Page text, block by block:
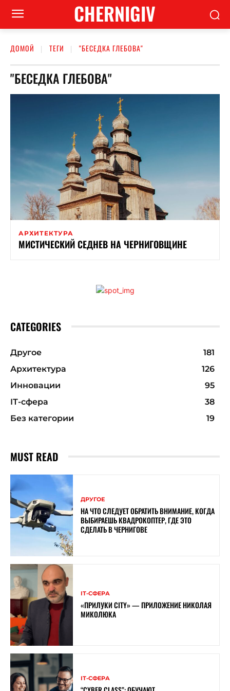
CHERNIGIV
ДОМОЙ ТЕГИ "БЕСЕДКА ГЛЕБОВА"
"БЕСЕДКА ГЛЕБОВА"
АРХИТЕКТУРА
МИСТИЧЕСКИЙ СЕДНЕВ НА ЧЕРНИГОВЩИНЕ
CATEGORIES
Другое
181
Архитектура
126
Инновации
95
ІТ-сфера
38
Без категории
19
MUST READ
ДРУГОЕ
НА ЧТО СЛЕДУЕТ ОБРАТИТЬ ВНИМАНИЕ, КОГДА
ВЫБИРАЕШЬ КВАДРОКОПТЕР, ГДЕ ЭТО
СДЕЛАТЬ В ЧЕРНИГОВЕ
ІТ-СФЕРА
«ПРИЛУКИ CITY» — ПРИЛОЖЕНИЕ НИКОЛАЯ
МИКОЛЮКА
ІТ-СФЕРА